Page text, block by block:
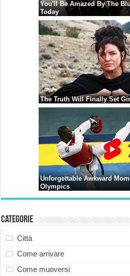
Categorie
Città
Come arrivare
Come muoversi